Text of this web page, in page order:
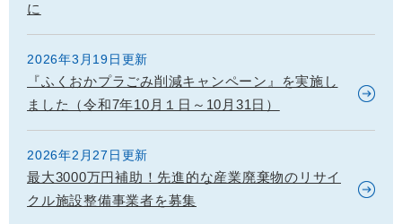
に
2026年3月19日更新
『ふくおかプラごみ削減キャンペーン』を実施し
ました（令和7年10月１日～10月31日）
2026年2月27日更新
最大3000万円補助！先進的な産業廃棄物のリサイ
クル施設整備事業者を募集